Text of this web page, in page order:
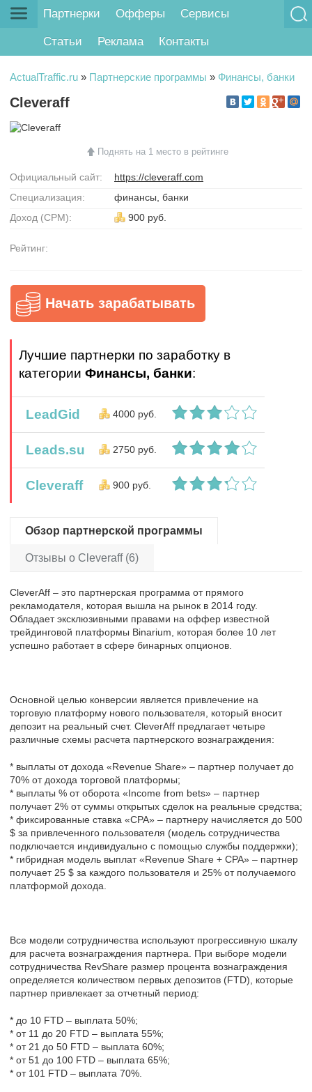
Партнерки Офферы Сервисы
Статьи Реклама Контакты
ActualTraffic.ru » Партнерские программы » Финансы, банки
Cleveraff
Поднять на 1 место в рейтинге
Официальный сайт:
https://cleveraff.com
Специализация:
финансы, банки
Доход (CPM):
900 руб.
Рейтинг:
Начать зарабатывать
Лучшие партнерки по заработку в
категории Финансы, банки:
LeadGid 4000 руб.
Leads.su 2750 руб.
Cleveraff 900 руб.
Обзор партнерской программы
Отзывы о Cleveraff (6)
CleverAff – это партнерская программа от прямого
рекламодателя, которая вышла на рынок в 2014 году.
Обладает эксклюзивными правами на оффер известной
трейдинговой платформы Binarium, которая более 10 лет
успешно работает в сфере бинарных опционов.
Основной целью конверсии является привлечение на
торговую платформу нового пользователя, который вносит
депозит на реальный счет. CleverAff предлагает четыре
различные схемы расчета партнерского вознаграждения:
* выплаты от дохода «Revenue Share» – партнер получает до
70% от дохода торговой платформы;
* выплаты % от оборота «Income from bets» – партнер
получает 2% от суммы открытых сделок на реальные средства;
* фиксированные ставка «CPA» – партнеру начисляется до 500
$ за привлеченного пользователя (модель сотрудничества
подключается индивидуально с помощью службы поддержки);
* гибридная модель выплат «Revenue Share + CPA» – партнер
получает 25 $ за каждого пользователя и 25% от получаемого
платформой дохода.
Все модели сотрудничества используют прогрессивную шкалу
для расчета вознаграждения партнера. При выборе модели
сотрудничества RevShare размер процента вознаграждения
определяется количеством первых депозитов (FTD), которые
партнер привлекает за отчетный период:
* до 10 FTD – выплата 50%;
* от 11 до 20 FTD – выплата 55%;
* от 21 до 50 FTD – выплата 60%;
* от 51 до 100 FTD – выплата 65%;
* от 101 FTD – выплата 70%.